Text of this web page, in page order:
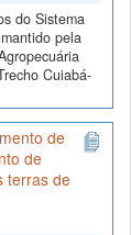
do Sistema
pela
Cuiabá-
de
de
terras de